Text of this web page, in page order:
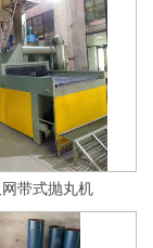
带式抛丸机